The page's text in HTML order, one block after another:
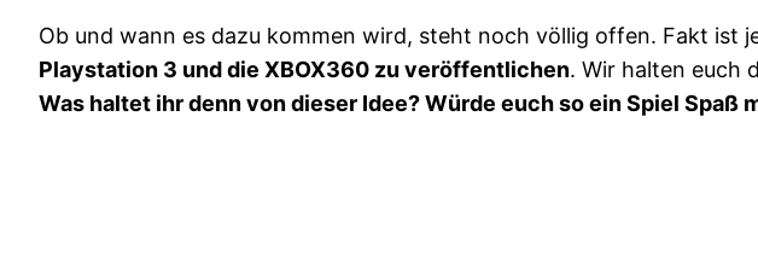
Ob und wann es dazu kommen wird, steht noch völlig offen. Fakt ist
Playstation 3 und die XBOX360 zu veröffentlichen. Wir halten euch
Was haltet ihr denn von dieser Idee? Würde euch so ein Spiel